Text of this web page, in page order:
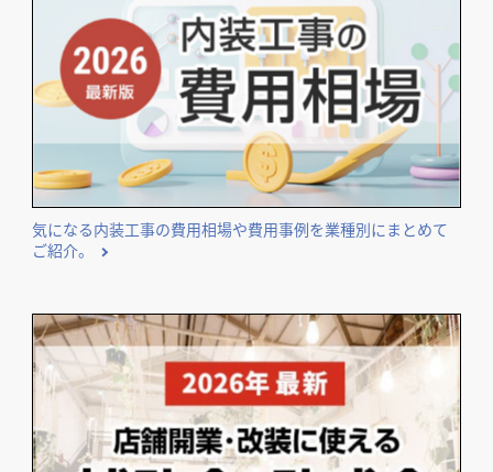
エリア・業種などのテーマ別に独自集計したランキングを公
開しています。
気になる内装工事の費用相場や費用事例を業種別にまとめて
ご紹介。